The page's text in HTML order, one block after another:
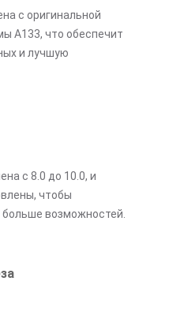
с оригинальной
A133, что обеспечит
и лучшую
с 8.0 до 10.0, и
чтобы
возможностей.